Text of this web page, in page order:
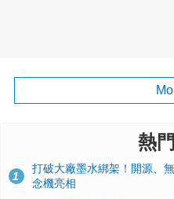
熱
1
打破大廠墨水綁架！開源、
念機亮相